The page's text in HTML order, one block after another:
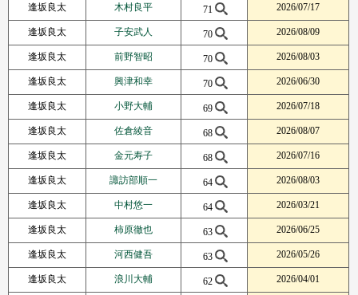
逢坂良太 木村良平 71 2026/07/17
逢坂良太 子安武人 70 2026/08/09
逢坂良太 前野智昭 70 2026/08/03
逢坂良太 興津和幸 70 2026/06/30
逢坂良太 小野大輔 69 2026/07/18
逢坂良太 佐倉綾音 68 2026/08/07
逢坂良太 金元寿子 68 2026/07/16
逢坂良太 諏訪部順一 64 2026/08/03
逢坂良太 中村悠一 64 2026/03/21
逢坂良太 柿原徹也 63 2026/06/25
逢坂良太 河西健吾 63 2026/05/26
逢坂良太 浪川大輔 62 2026/04/01